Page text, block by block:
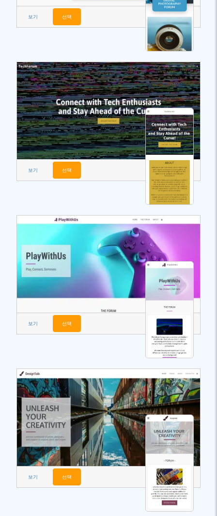
보기 선택
보기 선택
보기 선택
보기 선택